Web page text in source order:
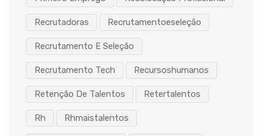
Recrutadoras Recrutamentoeseleção
Recrutamento E Seleção
Recrutamento Tech Recursoshumanos
Retenção De Talentos Retertalentos
Rh Rhmaistalentos